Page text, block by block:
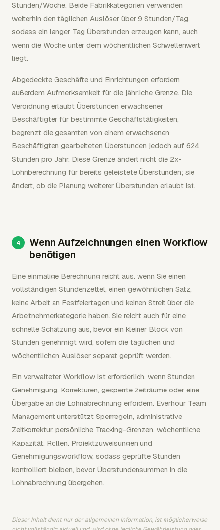
Stunden/Woche. Beide Fabrikkategorien verwenden
weiterhin den täglichen Auslöser über 9 Stunden/Tag,
sodass ein langer Tag Überstunden erzeugen kann, auch
wenn die Woche unter dem wöchentlichen Schwellenwert
liegt.
Abgedeckte Geschäfte und Einrichtungen erfordern
außerdem Aufmerksamkeit für die jährliche Grenze. Die
Verordnung erlaubt Überstunden erwachsener
Beschäftigter für bestimmte Geschäftstätigkeiten,
begrenzt die gesamten von einem erwachsenen
Beschäftigten gearbeiteten Überstunden jedoch auf 624
Stunden pro Jahr. Diese Grenze ändert nicht die 2x-
Lohnberechnung für bereits geleistete Überstunden; sie
ändert, ob die Planung weiterer Überstunden erlaubt ist.
Wenn Aufzeichnungen einen Workflow
benötigen
Eine einmalige Berechnung reicht aus, wenn Sie einen
vollständigen Stundenzettel, einen gewöhnlichen Satz,
keine Arbeit an Festfeiertagen und keinen Streit über die
Arbeitnehmerkategorie haben. Sie reicht auch für eine
schnelle Schätzung aus, bevor ein kleiner Block von
Stunden genehmigt wird, sofern die täglichen und
wöchentlichen Auslöser separat geprüft werden.
Ein verwalteter Workflow ist erforderlich, wenn Stunden
Genehmigung, Korrekturen, gesperrte Zeiträume oder eine
Übergabe an die Lohnabrechnung erfordern. Everhour Team
Management unterstützt Sperrregeln, administrative
Zeitkorrektur, persönliche Tracking-Grenzen, wöchentliche
Kapazität, Rollen, Projektzuweisungen und
Genehmigungsworkflow, sodass geprüfte Stunden
kontrolliert bleiben, bevor Überstundensummen in die
Lohnabrechnung übergehen.
Dieser Inhalt dient nur der allgemeinen Information, ist möglicherweise